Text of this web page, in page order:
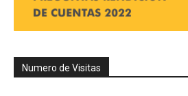
Numero de Visitas